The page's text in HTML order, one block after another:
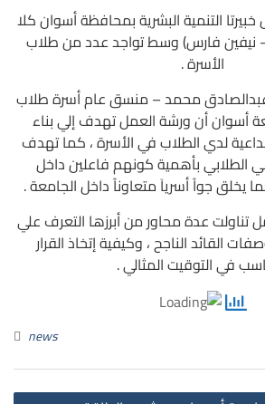
التنمية البشرية بمحافظة أسوان كلا
نيفين فارس) وسط تواجد عدد من طلاب
الأسرة .
محمد – منسق عام أسرة طلاب
أسوان أن ورشة العمل تهدف إلي بناء
لدي الطلاب في الأسرة ، كما تهدف
الطلابي بأهمية كونهم فاعلين داخل
يخلق جواً أسرياَ متعاوناً داخل الجامعة .
عدة محاور من أبرزها التعرف علي
القائد الناجح ، وكيفية إتخاذ القرار
في التوقيت المثالي .
news